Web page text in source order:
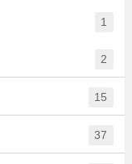
1
2
15
37